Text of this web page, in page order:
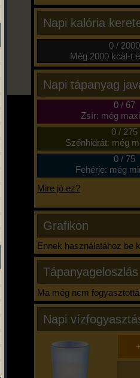
Napi kalória
0 / 2000
Még 2000 kcal-t
Napi tápanyag
0/ 67
Zsír: még
0/ 275
Szénhidrát: még
0/ 75
Fehérje: még
Mire jó ez?
Grafikon
Ennek használatához be
Tápanyageloszlás
Ma még nem
Napi